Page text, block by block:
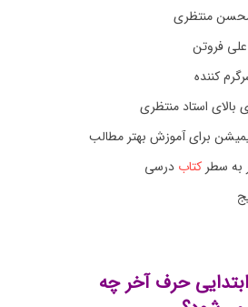
منتظری
فروتن
کننده
استاد منتظری
برای آموزش بهتر مطالب
سطر کتاب درسی
حرف آخر چه